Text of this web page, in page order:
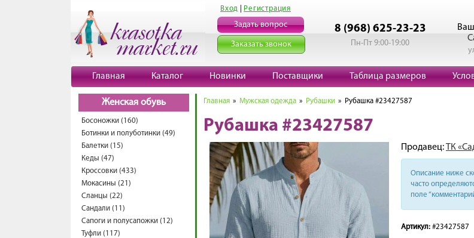
Вход Регистрация
Задать вопрос
Заказать звонок
8 (968) 625-23-23
Пн-Пт 9:00-19:00
Главная Каталог Новинки Поставщики Таблица размеров
Женская обувь
Босоножки (160)
Ботинки и полуботинки (49)
Балетки (15)
Кеды (47)
Кроссовки (433)
Мокасины (21)
Сланцы (22)
Сандали (11)
Сапоги и полусапожки (12)
Туфли (117)
Главная » Мужская одежда » Рубашки » Рубашка #23427587
Рубашка #23427587
Продавец:ТК
Описание ниже
часто
поле
Артикул: #23427587